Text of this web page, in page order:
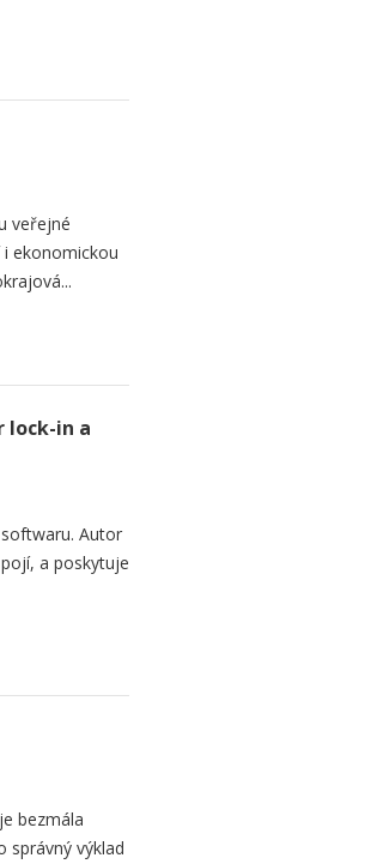
veřejné
ekonomickou
lock-in a
Autor
a poskytuje
bezmála
správný výklad